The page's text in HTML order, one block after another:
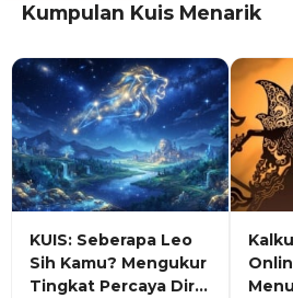
Kumpulan Kuis Menarik
KUIS: Seberapa Leo
Sih Kamu? Mengukur
Tingkat Percaya Diri